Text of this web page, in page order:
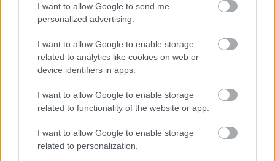
I want to allow Google to send me
personalized advertising.
I want to allow Google to enable storage
related to analytics like cookies on web or
device identifiers in apps.
I want to allow Google to enable storage
related to functionality of the website or app.
I want to allow Google to enable storage
related to personalization.
pieklājību, nekurināt naidu un iztikt bez rupjībām.
LASĪTĀKIE
nestrīdēties: viņi vienmēr atradīs veidu,
kā pamatīgi atriebties